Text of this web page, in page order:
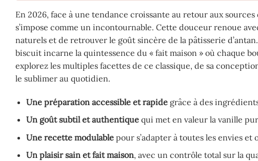
En 2026, face à une tendance croissante au retour aux
s’impose comme un incontournable. Cette douceur renoue
naturels et de retrouver le goût sincère de la pâtisserie
biscuit incarne la quintessence du « fait maison » où chaque
explorez les multiples facettes de ce classique, de sa
le sublimer au quotidien.
Une préparation accessible et rapidegrâce à des
Un goût subtil et authentiquequi met en valeur la vanille
Une recette modulablepour s’adapter à toutes les envies et
Un plaisir sain et fait maison, avec un contrôle total sur la